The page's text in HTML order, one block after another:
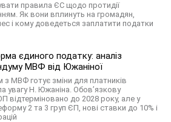
правила ЄС щодо протидії
Як вони вплинуть на громадян,
і кому доведеться заплатити податки
єдиного податку: аналіз
МВФ від Южаніної
МВФ готує зміни для платників
увагу Н. Южаніна. Обов’язкову
відтерміновано до 2028 року, але у
2 та 3 груп ЄП, нові ставки до 10% і